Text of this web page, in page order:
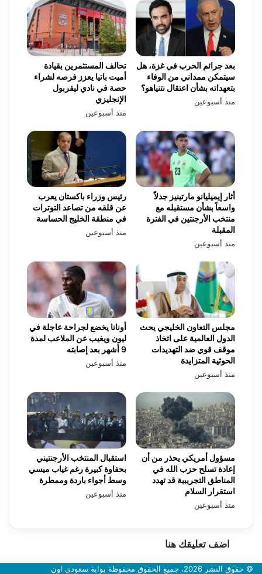
تحالف المستثمرين بقيادة
أميت باتيا يعزز فرصه لشراء
حصة في نادي ليفربول
الإنجليزي
منذ أسبوعين
بعد جرائم الحرب في غزة، هل
سيتمكن ممداني من الوفاء
بتعهداته بشأن اعتقال نتنياهو؟
منذ أسبوعين
رئيس وزراء باكستان يعرب
عن قلقه من تصاعد التوترات
في منطقة الخليج الحساسة
منذ أسبوعين
أثار إيميليانو مارتينيز جدلاً
واسعاً بشأن مستقبله مع
منتخب الأرجنتين في الفترة
المقبلة
منذ أسبوعين
أونانا يخضع لجراحة عاجلة في
ليون ويغيب عن الملاعب لمدة
9 أشهر بعد إصابته
منذ أسبوعين
مجلس التعاون الخليجي يحث
الدول العالمية على اتخاذ
موقف قوي ضد التهديدات
الحوثية المتزايدة
منذ أسبوعين
استقبال المنتخب الأرجنتيني
بحفاوة كبيرة رغم غياب ميسي
وسط أجواء باردة وممطرة
منذ أسبوعين
مسؤول أمريكي يحذر من أن
إعادة تسلح حزب الله في
المناطق التجريبية قد تهدد
استقرار السلام
منذ أسبوعين
اضف تعليقك هنا
© حقوق النشر 2026، جميع الحقوق محفوظة بوابة سعودي اون